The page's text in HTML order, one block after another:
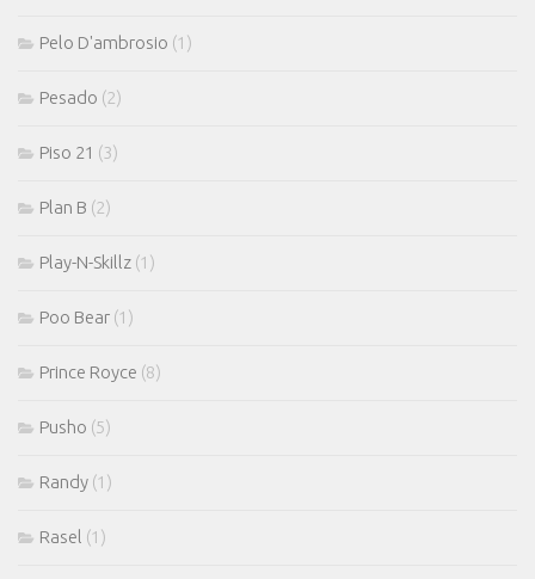
Pelo D'ambrosio (1)
Pesado (2)
Piso 21 (3)
Plan B (2)
Play-N-Skillz (1)
Poo Bear (1)
Prince Royce (8)
Pusho (5)
Randy (1)
Rasel (1)